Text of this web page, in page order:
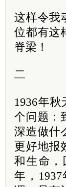
这样令我
位都有这
脊梁！
二
1936年
个问题：
深造做什
更好地报
和生命，
年，